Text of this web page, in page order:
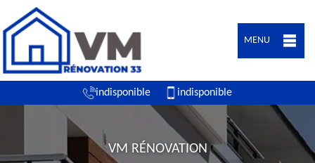
MENU
indisponible indisponible
VM RÉNOVATION